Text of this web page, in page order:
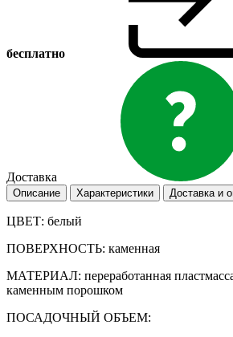
бесплатно
Доставка
Описание Характеристики Доставка и
ЦВЕТ: белый
ПОВЕРХНОСТЬ: каменная
МАТЕРИАЛ: переработанная
каменным порошком
ПОСАДОЧНЫЙ ОБЪЕМ: